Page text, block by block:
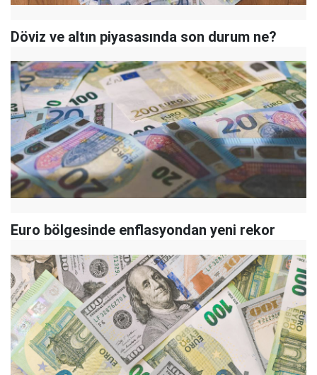
Döviz ve altın piyasasında son durum ne?
Euro bölgesinde enflasyondan yeni rekor